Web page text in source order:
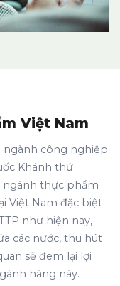
Việt Nam
ngành công nghiệp
Khánh thứ
ngành thực phẩm
Việt Nam đặc biệt
như hiện nay,
các nước, thu hút
sẽ đem lại lợi
hàng này.